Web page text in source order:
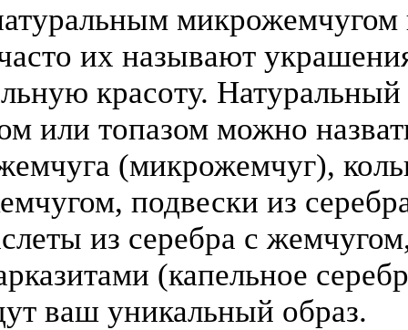
микрожемчугом
их называют
красоту.
или топазом можно
(микрожемчуг),
подвески из
из серебра с
(капельное
ваш уникальный образ.